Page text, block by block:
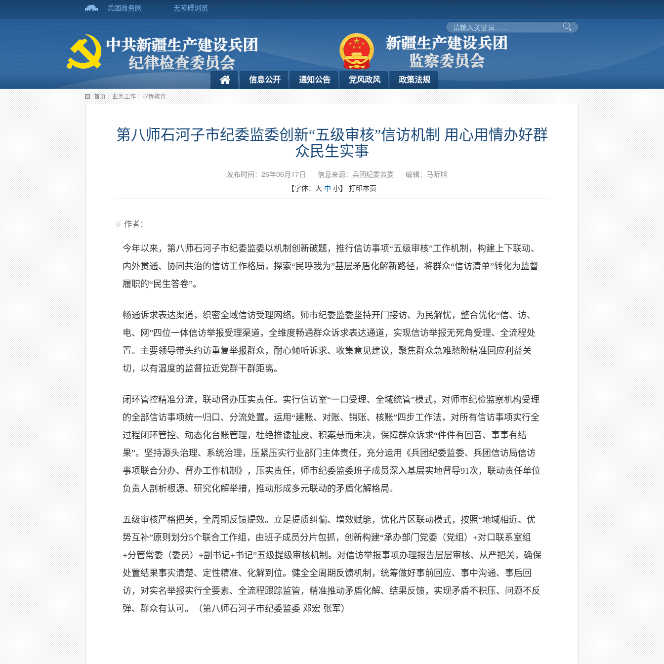
兵团政务网 无障碍浏览
信息公开 通知公告 党风政风 政策法规
首页 / 业务工作 / 宣传教育
第八师石河子市纪委监委创新“五级审核”信访机制 用心用情办好群
众民生实事
发布时间：26年06月17日 信息来源：兵团纪委监委
编辑：马昕旭
【字体： 大 中 小】 打印本页
作者：
今年以来，第八师石河子市纪委监委以机制创新破题，推行信访事项“五级审核”工作机制，构建上下联动、
内外贯通、协同共治的信访工作格局，探索“民呼我为”基层矛盾化解新路径，将群众“信访清单”转化为监督
履职的“民生答卷”。
畅通诉求表达渠道，织密全域信访受理网络。师市纪委监委坚持开门接访、为民解忧，整合优化“信、访、
电、网”四位一体信访举报受理渠道，全维度畅通群众诉求表达通道，实现信访举报无死角受理、全流程处
置。主要领导带头约访重复举报群众，耐心倾听诉求、收集意见建议，聚焦群众急难愁盼精准回应利益关
切，以有温度的监督拉近党群干群距离。
闭环管控精准分流，联动督办压实责任。实行信访室“一口受理、全域统管”模式，对师市纪检监察机构受理
的全部信访事项统一归口、分流处置。运用“建账、对账、销账、核账”四步工作法，对所有信访事项实行全
过程闭环管控、动态化台账管理，杜绝推诿扯皮、积案悬而未决，保障群众诉求“件件有回音、事事有结
果”。坚持源头治理、系统治理，压紧压实行业部门主体责任，充分运用《兵团纪委监委、兵团信访局信访
事项联合分办、督办工作机制》，压实责任，师市纪委监委班子成员深入基层实地督导91次，联动责任单位
负责人剖析根源、研究化解举措，推动形成多元联动的矛盾化解格局。
五级审核严格把关，全周期反馈提效。立足提质纠偏、增效赋能，优化片区联动模式，按照“地域相近、优
势互补”原则划分5个联合工作组，由班子成员分片包抓，创新构建“承办部门党委（党组）+对口联系室组
+分管常委（委员）+副书记+书记”五级提级审核机制。对信访举报事项办理报告层层审核、从严把关，确保
处置结果事实清楚、定性精准、化解到位。健全全周期反馈机制，统筹做好事前回应、事中沟通、事后回
访，对实名举报实行全要素、全流程跟踪监管，精准推动矛盾化解、结果反馈，实现矛盾不积压、问题不反
弹、群众有认可。（第八师石河子市纪委监委 邓宏 张军）